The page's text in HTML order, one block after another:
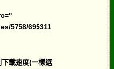
5758/695311
載速度(一樣選